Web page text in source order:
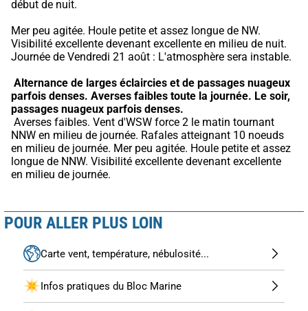
début de nuit.
Mer peu agitée. Houle petite et assez longue de NW.
Visibilité excellente devenant excellente en milieu de nuit.
Journée de Vendredi 21 août : L'atmosphère sera instable.
Alternance de larges éclaircies et de passages nuageux
parfois denses. Averses faibles toute la journée. Le soir,
passages nuageux parfois denses.
NNW en milieu de journée. Rafales atteignant 10 noeuds
en milieu de journée. Mer peu agitée. Houle petite et assez
longue de NNW. Visibilité excellente devenant excellente
en milieu de journée.
POUR ALLER PLUS LOIN
Carte vent, température, nébulosité...
Infos pratiques du Bloc Marine